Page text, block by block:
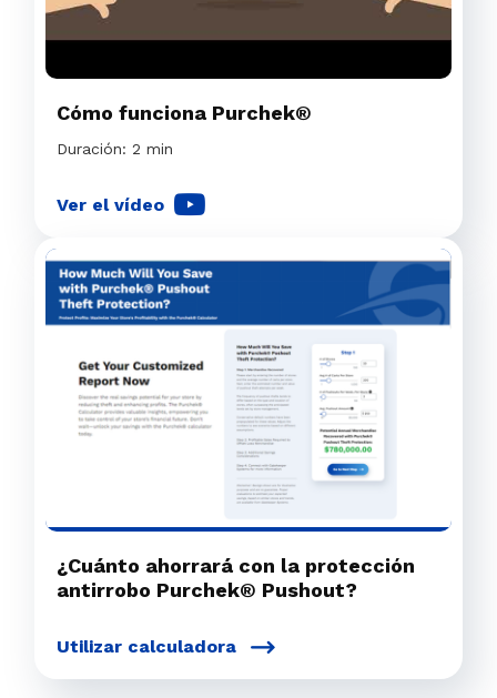
Cómo funciona Purchek®
Duración: 2 min
Ver el vídeo
¿Cuánto ahorrará con la protección
antirrobo Purchek® Pushout?
Utilizar calculadora